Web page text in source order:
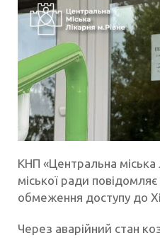
КНП «Центральна міська
міської ради
обмеження доступу до
Через аварійний стан